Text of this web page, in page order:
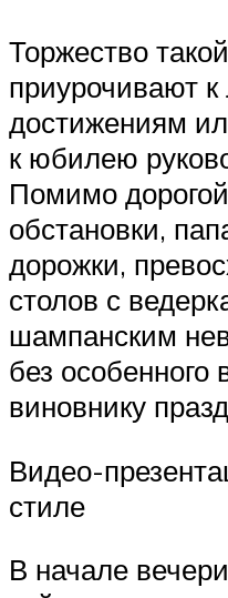
Торжество
приурочивают
достижениям
к юбилею
Помимо
обстановки,
дорожки,
столов с
шампанским
без особенного
виновнику
Видео-
стиле
В начале